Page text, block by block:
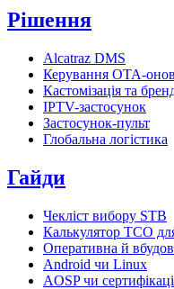
Рішення
Alcatraz DMS
Керування OTA-
Кастомізація та
IPTV-застосунок
Застосунок-пульт
Глобальна логістика
Гайди
Чекліст вибору STB
Калькулятор TCO
Оперативна й
Android чи Linux
AOSP чи